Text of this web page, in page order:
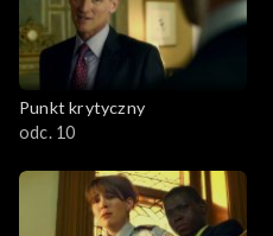
Punkt krytyczny
odc. 10